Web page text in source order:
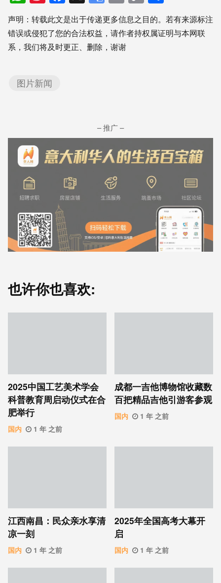
Weibo Translate
Link享
声明：转载此文是出于传递更多信息之目的。若有来源标注
错误或侵犯了您的合法权益，请作者持权属证明与本网联
系，我们将及时更正、删除，谢谢
图片新闻
– 推广 –
也许你也喜欢:
2025中国工艺美术学会
科普教育周启动仪式在合
肥举行
国内 1 年 之前
成都一吉他博物馆收藏数
百把精品吉他引游客参观
国内 1 年 之前
江西南昌：民众亲水享清
凉一刻
国内 1 年 之前
2025年全国高考大幕开
启
国内 1 年 之前